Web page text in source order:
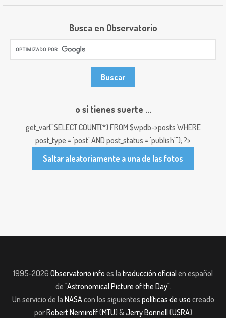
Busca en Observatorio
o si tienes suerte ...
get_var("SELECT COUNT(*) FROM $wpdb->posts WHERE
post_type = 'post' AND post_status = 'publish'"); ?>
Saltar aleatoriamente a una de las fotos
1995-2026 Observatorio.info es la traducción oficial en español
de "Astronomical Picture of the Day".
Un servicio de la NASAcon los siguientes políticas de uso creado
porRobert Nemiroff(MTU) &Jerry Bonnell (USRA)